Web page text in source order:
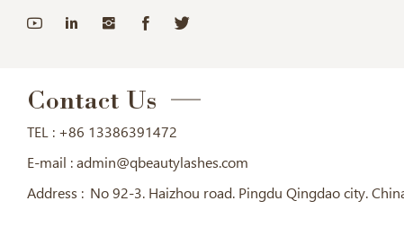
Contact Us
TEL : +86 13386391472
E-mail : admin@qbeautylashes.com
Address : No 92-3. Haizhou road. Pingdu Qingdao city.